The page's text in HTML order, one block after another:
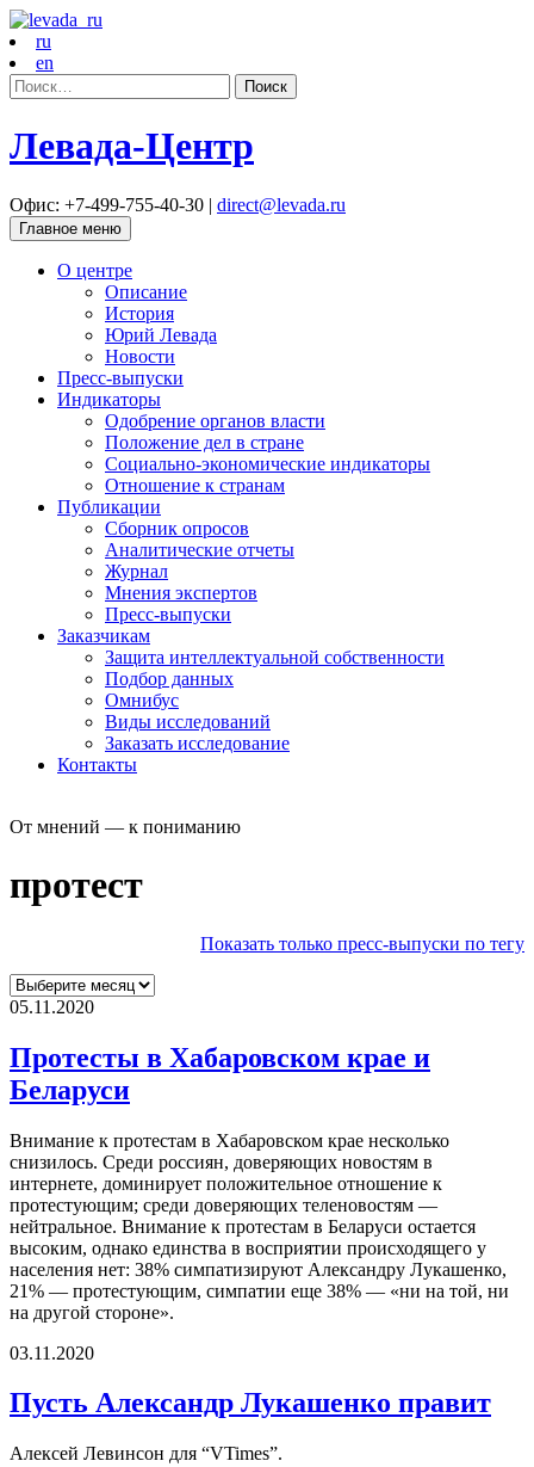
ru
en
Найти:
Левада-Центр
Офис: +7-499-755-40-30 | direct@levada.ru
Главное меню
О центре
Описание
История
Юрий Левада
Новости
Пресс-выпуски
Индикаторы
Одобрение органов власти
Положение дел в стране
Социально-экономические индикаторы
Отношение к странам
Публикации
Сборник опросов
Аналитические отчеты
Журнал
Мнения экспертов
Пресс-выпуски
Заказчикам
Защита интеллектуальной собственности
Подбор данных
Омнибус
Виды исследований
Заказать исследование
Контакты
От мнений — к пониманию
протест
Показать только пресс-выпуски по тегу
05.11.2020
Протесты в Хабаровском крае и
Беларуси
Внимание к протестам в Хабаровском крае несколько
снизилось. Среди россиян, доверяющих новостям в
интернете, доминирует положительное отношение к
протестующим; среди доверяющих теленовостям —
нейтральное. Внимание к протестам в Беларуси остается
высоким, однако единства в восприятии происходящего у
населения нет: 38% симпатизируют Александру Лукашенко,
21% — протестующим, симпатии еще 38% — «ни на той, ни
на другой стороне».
03.11.2020
Пусть Александр Лукашенко правит
Алексей Левинсон для “VTimes”.